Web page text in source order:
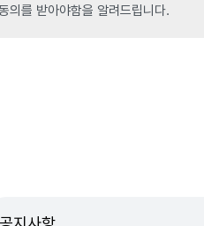
의를 받아야함을 알려드립니다.